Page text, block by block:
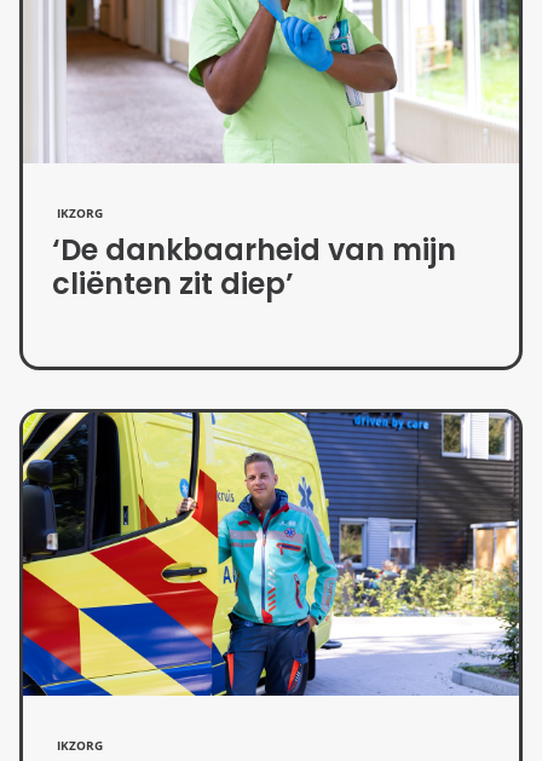
IKZORG
‘De dankbaarheid van mijn
cliënten zit diep’
IKZORG